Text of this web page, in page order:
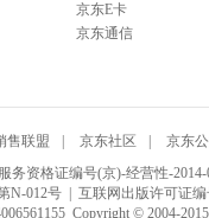
京东E卡
京东通信
售联盟 京东社区 京东
务资格证编号(京)-经营性-2014-
012号 | 互联网出版许可证编
Copyright © 2004-